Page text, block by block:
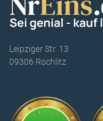
Leipziger Str. 13
09306 Rochlitz